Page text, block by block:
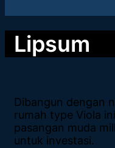
Lipsum
Dibangun dengan
rumah type Viola
pasangan muda
untuk investasi.